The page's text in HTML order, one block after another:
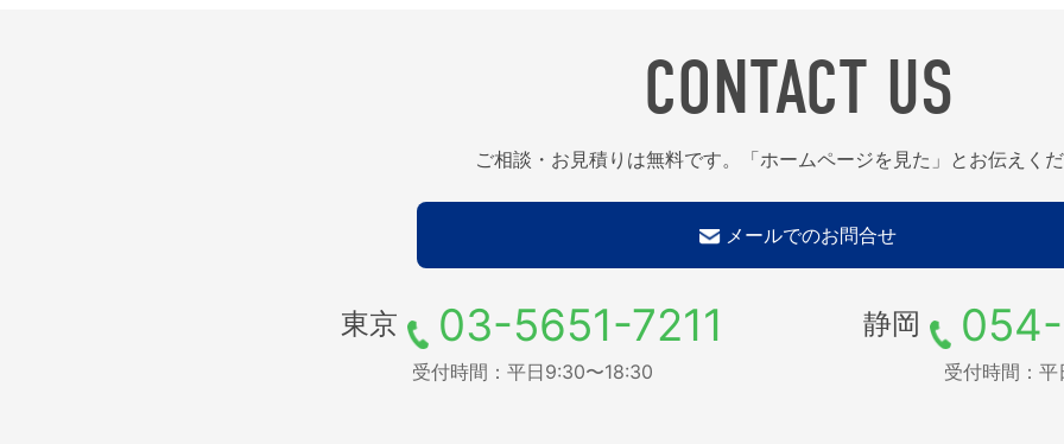
CONTACT US
ご相談・お見積りは無料です。「ホームページを見た」とお伝えく
メールでのお問合せ
東京 03-5651-7211
受付時間：平日9:30〜18:30
静岡
受付時間：